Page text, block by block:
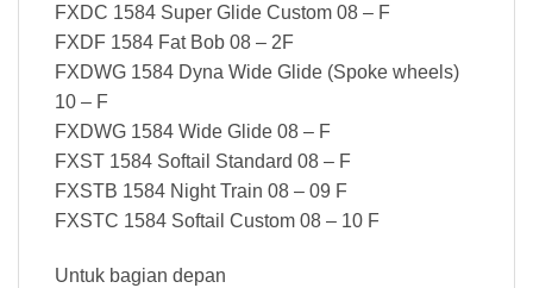
FXDC 1584 Super Glide Custom 08 – F
FXDF 1584 Fat Bob 08 – 2F
FXDWG 1584 Dyna Wide Glide (Spoke wheels)
10 – F
FXDWG 1584 Wide Glide 08 – F
FXST 1584 Softail Standard 08 – F
FXSTB 1584 Night Train 08 – 09 F
FXSTC 1584 Softail Custom 08 – 10 F
Untuk bagian depan